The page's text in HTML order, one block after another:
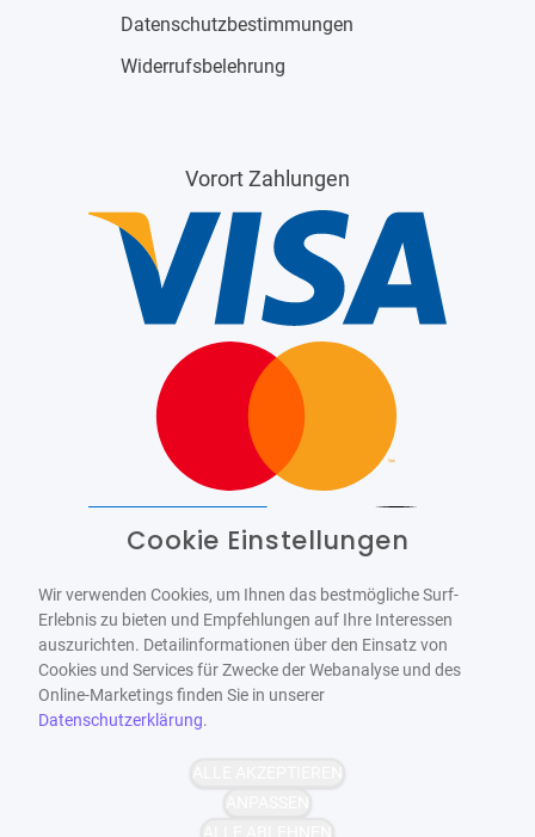
Datenschutzbestimmungen
Widerrufsbelehrung
Vorort Zahlungen
WCAG-2.1-AA
Cookie Einstellungen
Wir verwenden Cookies, um Ihnen das bestmögliche Surf-
Erlebnis zu bieten und Empfehlungen auf Ihre Interessen
auszurichten. Detailinformationen über den Einsatz von
Cookies und Services für Zwecke der Webanalyse und des
Online-Marketings finden Sie in unserer
Datenschutzerklärung.
ALLE AKZEPTIEREN
ANPASSEN
ALLE ABLEHNEN